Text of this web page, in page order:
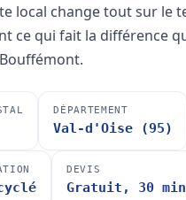
local change tout sur le
ce qui fait la différence
DÉPARTEMENT
Val-d'Oise (95)
DEVIS
Gratuit, 30 min